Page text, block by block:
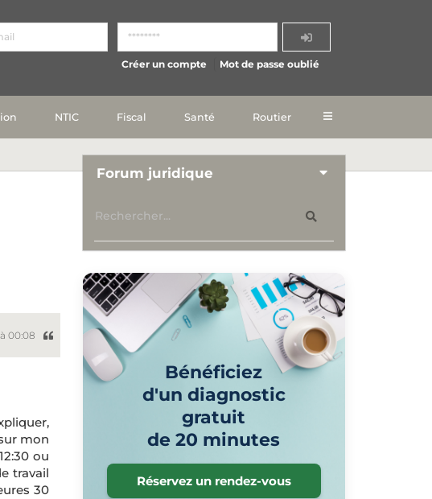
Créer un compte Mot de passe oublié
NTIC Fiscal Santé Routier
00:08
mon
ou
travail
30
Forum juridique
Bénéficiez
d'un diagnostic
gratuit
de 20 minutes
Réservez un rendez-vous